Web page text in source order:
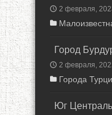
2 февраля,
Город
2 февраля,
Города
Юг